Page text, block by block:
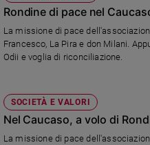
Rondine di pace nel
La missione di pace
Francesco, La Pira e don Milani.
Odii e voglia di riconciliazione.
SOCIETÀ E VALORI
Nel Caucaso, a volo di
La missione di pace